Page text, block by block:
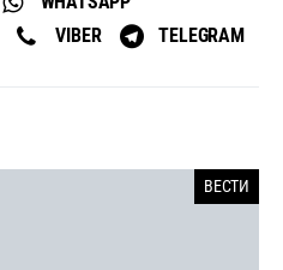
VIBER TELEGRAM
ВЕСТИ